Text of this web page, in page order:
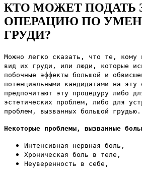
КТО МОЖЕТ ПОДАТЬ
ОПЕРАЦИЮ ПО
ГРУДИ?
Можно легко сказать, что те, кому
вид их груди, или люди, которые
побочные эффекты большой и
потенциальными кандидатами на эту
предпочитают эту процедуру либо
эстетических проблем, либо для
проблем, вызванных большой грудью.
Некоторые проблемы, вызванные
Интенсивная нервная боль,
Хроническая боль в теле,
Неуверенность в себе,